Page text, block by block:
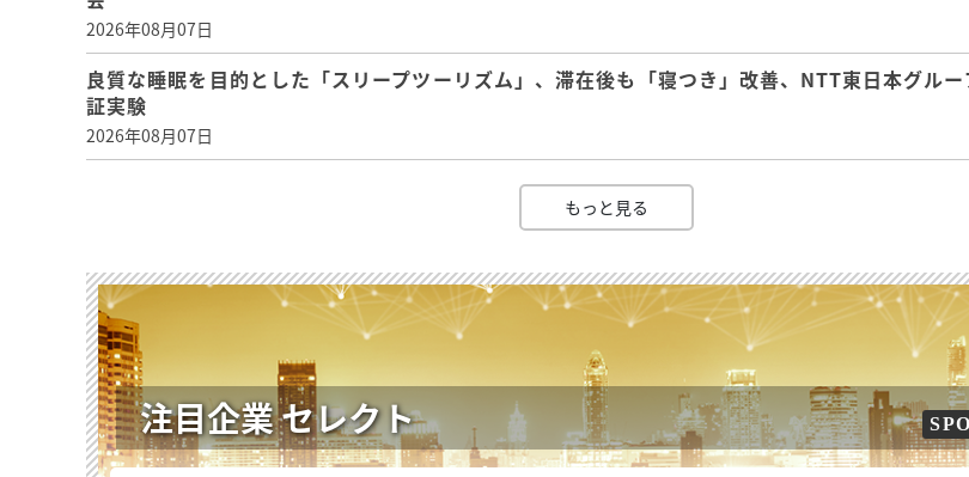
2026年08月07日
良質な睡眠を目的とした「スリープツーリズム」、滞在後も「寝つき」改善、NTT東日本グル
証実験
2026年08月07日
もっと見る
注目企業 セレクト